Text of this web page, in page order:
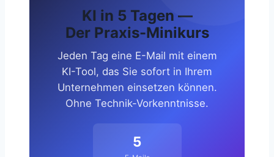
KI in 5 Tagen —
Der Praxis-Minikurs
Jeden Tag eine E-Mail mit einem
KI-Tool, das Sie sofort in Ihrem
Unternehmen einsetzen können.
Ohne Technik-Vorkenntnisse.
5